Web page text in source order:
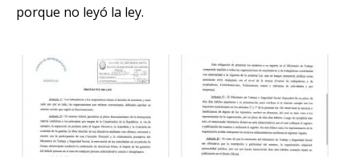
porque no leyó la ley.